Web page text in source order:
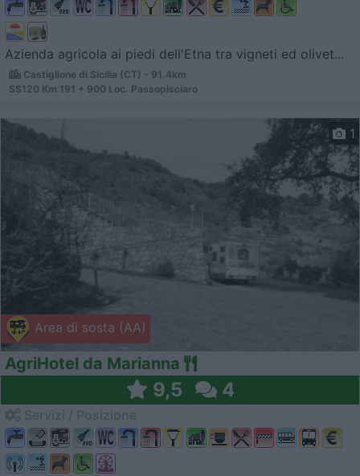
Azienda agricola ai piedi dell'Etna tra vigneti ed olivet...
Castiglione di Sicilia (CT) - 91.4km
SS120 Km 191 + 900 Loc. Passopisciaro
Area di sosta (AA)
1
AgriHotel da Marianna
9,5 4